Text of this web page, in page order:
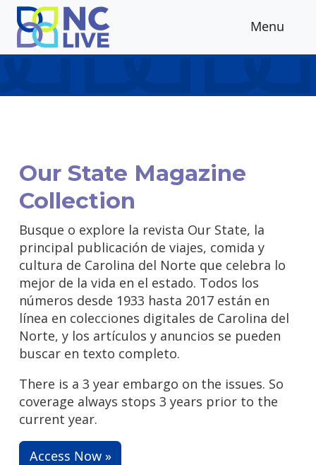
Skip to main content
Menu
Our State Magazine
Collection
Busque o explore la revista Our State, la
principal publicación de viajes, comida y
cultura de Carolina del Norte que celebra lo
mejor de la vida en el estado. Todos los
números desde 1933 hasta 2017 están en
línea en colecciones digitales de Carolina del
Norte, y los artículos y anuncios se pueden
buscar en texto completo.
There is a 3 year embargo on the issues. So
coverage always stops 3 years prior to the
current year.
Access Now »